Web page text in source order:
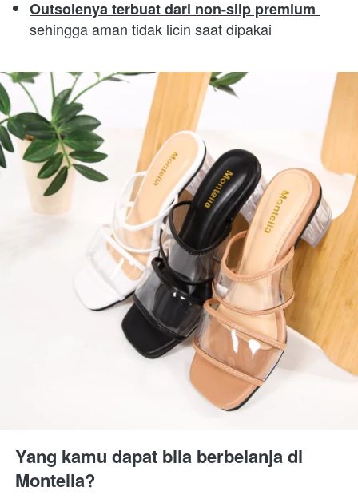
sehingga aman tidak licin saat dipakai
Yang kamu dapat bila berbelanja di
Montella?